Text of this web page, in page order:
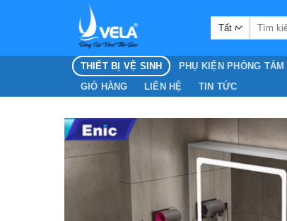
Search
THIẾT BỊ VỆ SINH PHỤ KIỆN PHÒNG TẮM
GIỎ HÀNG
LIÊN HỆ TIN TỨC